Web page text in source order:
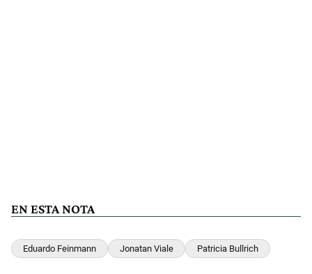
EN ESTA NOTA
Eduardo Feinmann Jonatan Viale Patricia Bullrich